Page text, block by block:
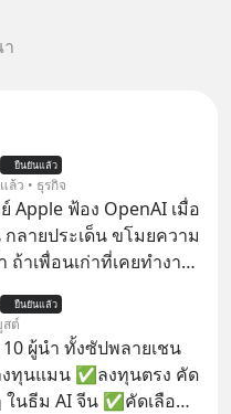
ยืนยันแล้ว
ล้ว • ธุรกิจ
Apple ฟ้อง OpenAI เมื่อ
ลายประเด็น ขโมยความ
ถ้าเพื่อนเก่าที่เคยทำงาน
ำไว้ ตอนยังอยู่บริษัท
ยืนยันแล้ว
สต์
ผู้นำ ทั้งซัปพลายเชน
งทุนแมน ✅ลงทุนตรง คัด
ในธีม AI จีน ✅คัดเลือก